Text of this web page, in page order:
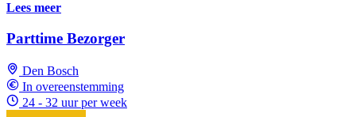
Lees meer
Parttime Bezorger
Den Bosch
In overeenstemming
24 - 32 uur per week